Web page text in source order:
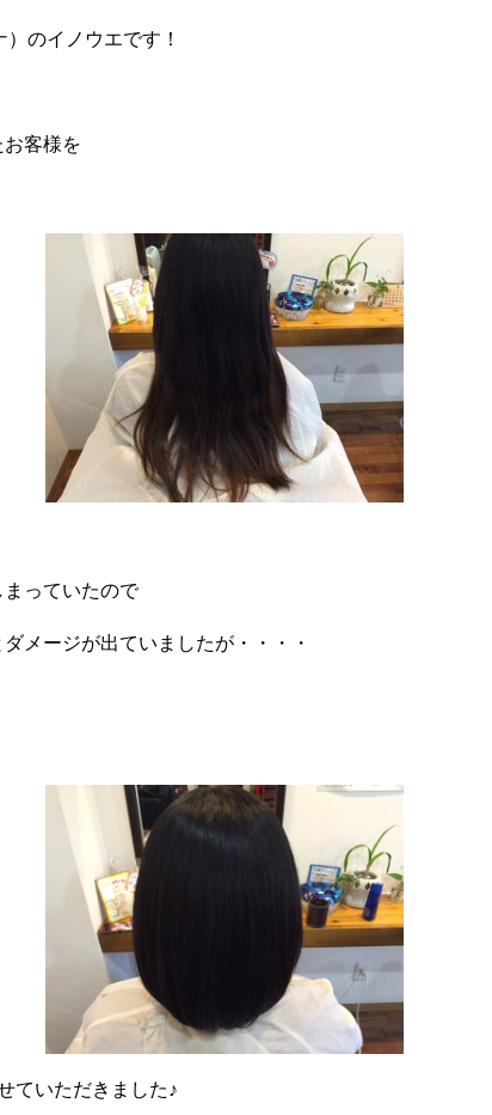
のイノウエです！
客様を
っていたので
メージが出ていましたが・・・・
ていただきました♪